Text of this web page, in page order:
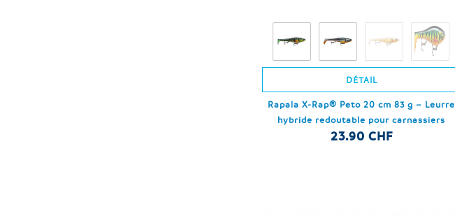
DÉTAIL
Rapala X-Rap® Peto 20 cm 83 g – Leurre
hybride redoutable pour carnassiers
23.90 CHF